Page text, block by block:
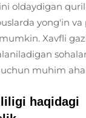
oldaydigan
yong'in va
Xavfli
muhim
haqidagi